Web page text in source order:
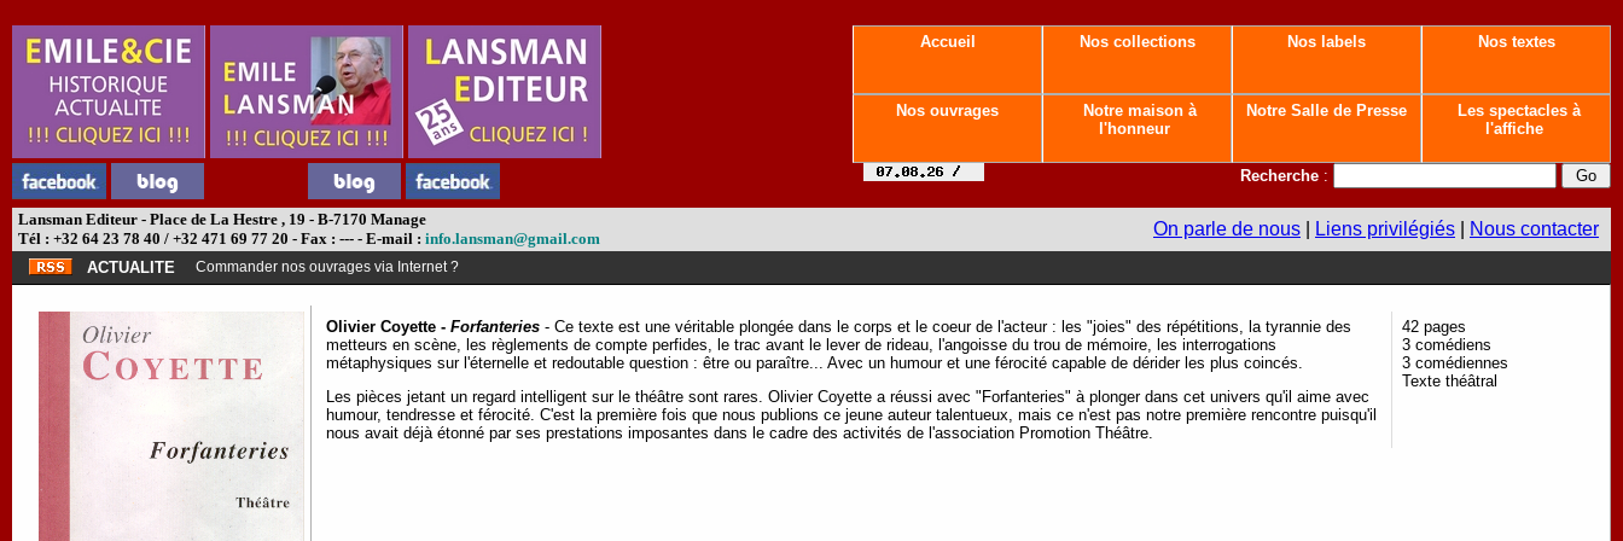
Accueil Nos collections Nos labels Nos textes
Nos ouvrages
Notre maison à
l'honneur
Notre Salle de Presse
Les spectacles à
l'affiche
Recherche :
Lansman Editeur - Place de La Hestre , 19 - B-7170 Manage
Tél : +32 64 23 78 40 / +32 471 69 77 20 - Fax : --- - E-mail : info.lansman@gmail.com On parle de nous Liens privilégiés Nous contacter
ACTUALITE Commander nos ouvrages via Internet ?
Olivier Coyette - Forfanteries - Ce texte est une véritable plongée dans le corps et le coeur de l'acteur : les "joies" des répétitions, la tyrannie des
metteurs en scène, les règlements de compte perfides, le trac avant le lever de rideau, l'angoisse du trou de mémoire, les interrogations
métaphysiques sur l'éternelle et redoutable question : être ou paraître... Avec un humour et une férocité capable de dérider les plus coincés.
Les pièces jetant un regard intelligent sur le théâtre sont rares. Olivier Coyette a réussi avec "Forfanteries" à plonger dans cet univers qu'il aime avec
humour, tendresse et férocité. C'est la première fois que nous publions ce jeune auteur talentueux, mais ce n'est pas notre première rencontre puisqu'il
nous avait déjà étonné par ses prestations imposantes dans le cadre des activités de l'association Promotion Théâtre.
42 pages
3 comédiens
3 comédiennes
Texte théâtral